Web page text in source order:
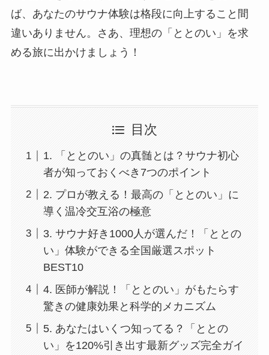
ば、あなたのサウナ体験は格段に向上すること間
違いありません。さあ、理想の「ととのい」を求
める旅に出かけましょう！
目次
1. 「ととのい」の真髄とは？サウナ初心
者が知っておくべき7つのポイント
2. プロが教える！最高の「ととのい」に
導く温冷交互浴の極意
3. サウナ好き1000人が選んだ！「ととの
い」体験ができる全国厳選スポット
BEST10
4. 医師が解説！「ととのい」がもたらす
驚きの健康効果と科学的メカニズム
5. あなたはいくつ知ってる？「ととの
い」を120%引き出す最新グッズ完全ガイ